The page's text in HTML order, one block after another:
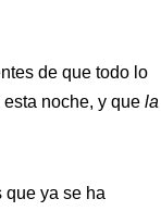
de que todo lo
noche, y que la
que ya se ha